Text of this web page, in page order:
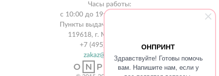
ОНПРИНТ
Здравствуйте! Готовы помочь
вам. Напишите нам, если у
Обои под покраску
Интерьерные картины
Часы работы:
с 10:00 до 19:00 без выходных
Пункты выдачи в 31 городе РФ
119618, г. Москва, а/я 519
+7 (495) 134-13-56
zakaz@onprint.ru